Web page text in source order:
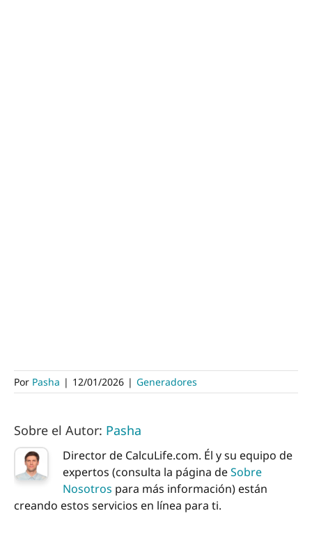
Por Pasha | 12/01/2026 | Generadores
Sobre el Autor: Pasha
Director de CalcuLife.com. Él y su equipo de
expertos (consulta la página deSobre
Nosotros para más información) están
creando estos servicios en línea para ti.